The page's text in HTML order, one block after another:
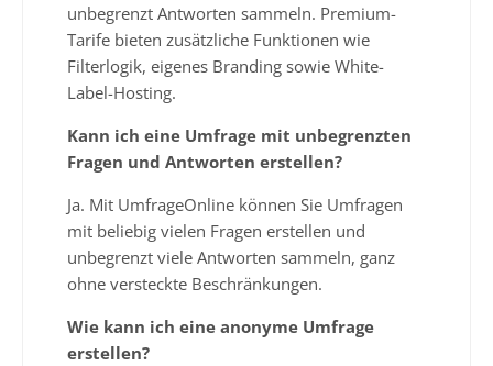
unbegrenzt Antworten sammeln. Premium-
Tarife bieten zusätzliche Funktionen wie
Filterlogik, eigenes Branding sowie White-
Label-Hosting.
Kann ich eine Umfrage mit unbegrenzten
Fragen und Antworten erstellen?
Ja. Mit UmfrageOnline können Sie Umfragen
mit beliebig vielen Fragen erstellen und
unbegrenzt viele Antworten sammeln, ganz
ohne versteckte Beschränkungen.
Wie kann ich eine anonyme Umfrage
erstellen?